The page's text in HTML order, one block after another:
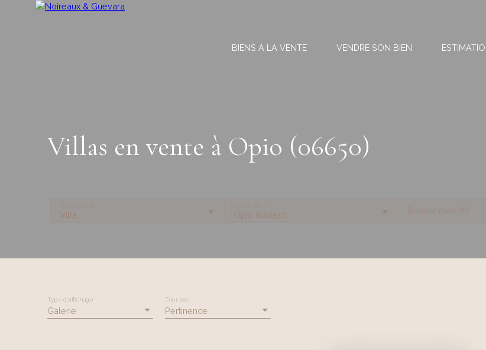
BIENS À LA VENTE VENDRE SON BIEN
Villas en vente à Opio (06650)
Villa Opio (06650) Budget max (€)
Galerie
Type d'affichage
Pertinence
Trier par